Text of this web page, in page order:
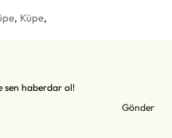
, Küpe,
sen haberdar ol!
Gönder